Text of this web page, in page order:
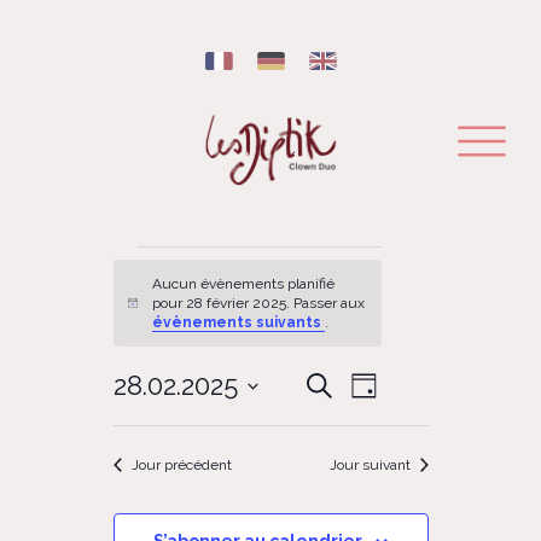
Notice
Aucun évènements planifié
pour 28 février 2025. Passer aux
évènements suivants .
RECHERCHE
ET
NAVIGATION
DE
RechercheNAVIGATION
VUES
ÉVÈNEMENT
Jour
28.02.2025
Jour précédent Jour suivant